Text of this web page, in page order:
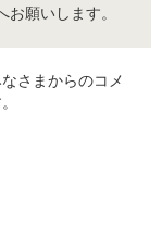
お願いします。
さまからのコメ